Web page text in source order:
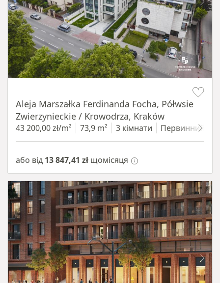
Aleja Marszałka Ferdinanda Focha, Półwsie
Zwierzynieckie / Krowodrza, Kraków
43 200,00 zł/m² 73,9 m² 3 кімнати Первинний
або від 13 847,41 zł щомісяця